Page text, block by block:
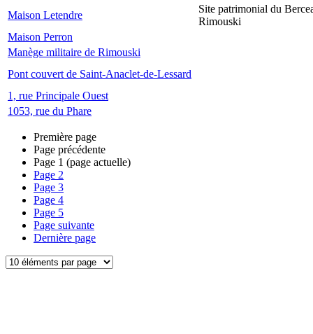
Maison Letendre
Site patrimonial du
Rimouski
Maison Perron
Manège militaire de Rimouski
Pont couvert de Saint-Anaclet-de-Lessard
1, rue Principale Ouest
1053, rue du Phare
Première page
Page précédente
Page 1 (page actuelle)
Page 2
Page 3
Page 4
Page 5
Page suivante
Dernière page